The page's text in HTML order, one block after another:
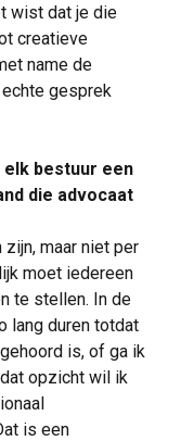
wist dat je die
creatieve
name de
gesprek
elk bestuur een
die advocaat
maar niet per
moet iedereen
te stellen. In de
lang duren totdat
is, of ga ik
opzicht wil ik
is een